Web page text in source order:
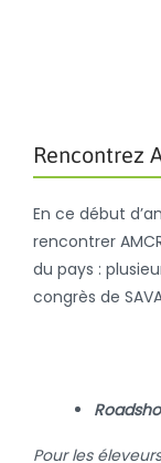
Rencontrez
En ce début
rencontrer
du pays :
congrès de
Pour les